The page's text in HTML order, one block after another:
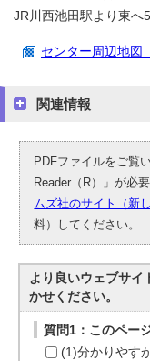
JR川西池田駅より東へ
センター周辺地図
関連情報
PDFファイルをご覧
Reader（R）」が必
ムズ社のサイト（新
料）してください。
より良いウェブサイ
かせください。
質問1：このペー
(1)分かりやす